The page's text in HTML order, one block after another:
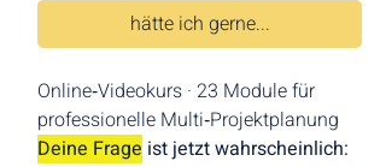
hätte ich gerne...
Online‑Videokurs · 23 Module für
professionelle Multi‑Projektplanung
Deine Frage ist jetzt wahrscheinlich: